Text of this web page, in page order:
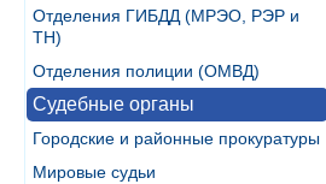
Отделения ГИБДД (МРЭО, РЭР и
ТН)
Отделения полиции (ОМВД)
Судебные органы
Городские и районные прокуратуры
Мировые судьи